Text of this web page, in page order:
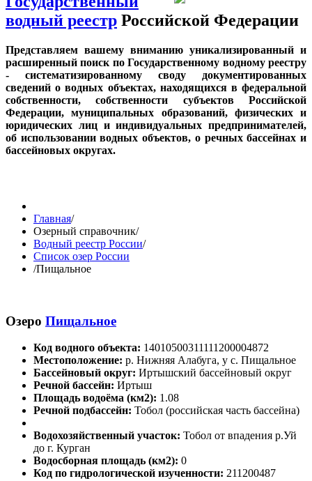
водный реестр Российской Федерации
Представляем вашему вниманию уникализированный и
расширенный поиск по Государственному водному реестру
- систематизированному своду документированных
сведений о водных объектах, находящихся в федеральной
собственности, собственности субъектов Российской
Федерации, муниципальных образований, физических и
юридических лиц и индивидуальных предпринимателей,
об использовании водных объектов, о речных бассейнах и
бассейновых округах.
Главная/
Озерный справочник/
Водный реестр России/
Список озер России
/Пищальное
Озеро Пищальное
Код водного объекта: 14010500311111200004872
Местоположение: р. Нижняя Алабуга, у с. Пищальное
Бассейновый округ: Иртышский бассейновый округ
Речной бассейн: Иртыш
Площадь водоёма (км2): 1.08
Речной подбассейн: Тобол (российская часть бассейна)
Водохозяйственный участок: Тобол от впадения р.Уй
до г. Курган
Водосборная площадь (км2): 0
Код по гидрологической изученности: 211200487